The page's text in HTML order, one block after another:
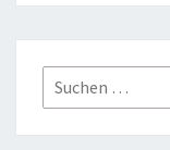
Suchen
nach: